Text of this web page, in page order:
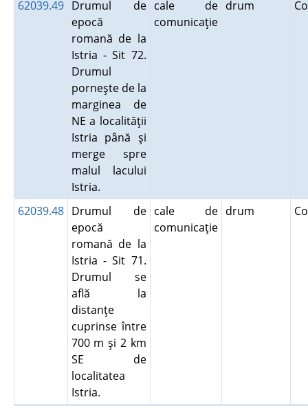
62039.49 Drumul de
epocă
romană de la
Istria - Sit 72.
Drumul
porneşte de la
marginea de
NE a localităţii
Istria până şi
merge spre
malul lacului
Istria.
cale de
comunicaţie
drum
62039.48 Drumul de
epocă
romană de la
Istria - Sit 71.
Drumul se
află la
distanţe
cuprinse între
700 m şi 2 km
SE de
localitatea
Istria.
cale de
comunicaţie
drum